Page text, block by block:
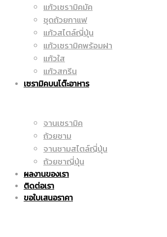
มัค
ราคา
|
แก้วเซรามิคมัค
ชุดถ้วยกาแฟ
แก้วสไตล์ญี่ปุ่น
แก้วเซรามิคพร้อมฝา
แก้วใส
แก้วสกรีน
เซรามิคบนโต๊ะอาหาร
จานเซรามิค
ถ้วยชาม
จานชามสไตล์ญี่ปุ่น
ถ้วยชาญี่ปุ่น
ผลงานของเรา
ติดต่อเรา
ขอใบเสนอราคา